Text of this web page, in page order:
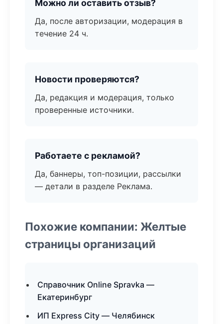
Можно ли оставить отзыв?
Да, после авторизации, модерация в
течение 24 ч.
Новости проверяются?
Да, редакция и модерация, только
проверенные источники.
Работаете с рекламой?
Да, баннеры, топ-позиции, рассылки
— детали в разделе Реклама.
Похожие компании: Желтые
страницы организаций
Справочник Online Spravka —
Екатеринбург
ИП Express City — Челябинск